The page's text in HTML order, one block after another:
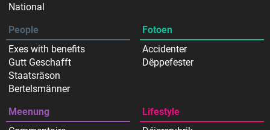
National
People
Exes with benefits
Gutt Geschafft
Staatsräson
Bertelsmänner
Fotoen
Accidenter
Dëppefester
Meenung
Lifestyle